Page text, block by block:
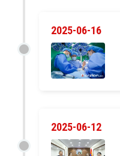
2025-06-16
2025-06-12